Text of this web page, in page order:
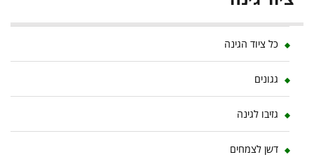
כל ציוד הגינה
גגונים
גזיבו לגינה
דשן לצמחים